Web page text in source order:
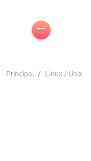
Principal Linux / Unix